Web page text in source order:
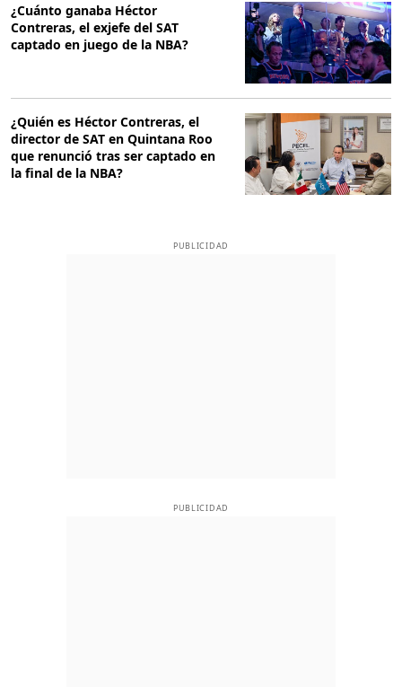
¿Cuánto ganaba Héctor
Contreras, el exjefe del SAT
captado en juego de la NBA?
¿Quién es Héctor Contreras, el
director de SAT en Quintana Roo
que renunció tras ser captado en
la final de la NBA?
PUBLICIDAD
PUBLICIDAD